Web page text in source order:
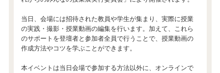
当日、会場には招待された教員や学生が集まり、実際に授業
の実践・撮影・授業動画の編集を行います。加えて、これら
のサポートを登壇者と参加者全員で行うことで、授業動画の
作成方法やコツを学ぶことができます。
本イベントは当日会場で参加する方法以外に、オンラインで